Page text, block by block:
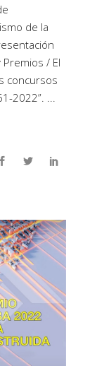
de la
/ El
concursos
2022”.